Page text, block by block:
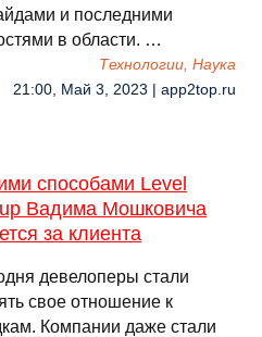
и последними
в области. …
Технологии, Наука
21:00, Май 3, 2023 | app2top.ru
способами Level
Вадима Мошковича
за клиента
девелоперы стали
свое отношение к
Компании даже стали